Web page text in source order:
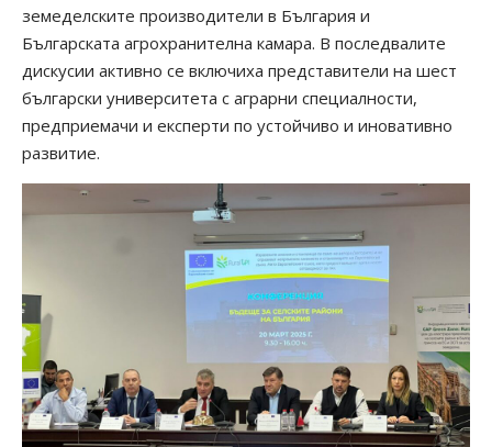
земеделските производители в България и
Българската агрохранителна камара. В последвалите
дискусии активно се включиха представители на шест
български университета с аграрни специалности,
предприемачи и експерти по устойчиво и иновативно
развитие.